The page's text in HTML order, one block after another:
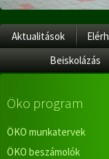
Aktualitások
Beiskolázás
Öko program
ÖKO munkatervek
ÖKO beszámolók